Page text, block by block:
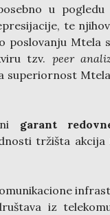
u
te
poslovanju Mtela
tzv. peer
superiornost
garant
tržišta akcija
iz